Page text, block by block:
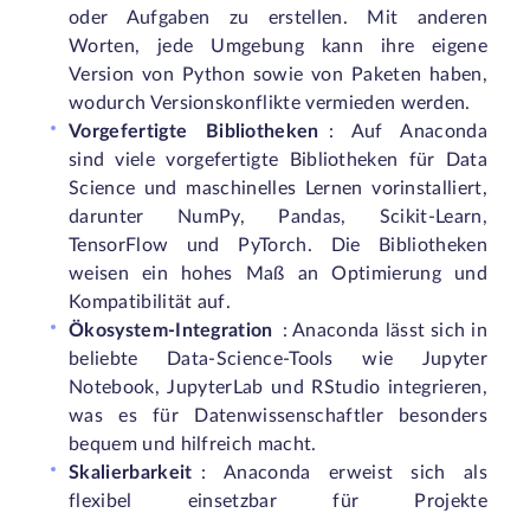
oder Aufgaben zu erstellen. Mit anderen
Worten, jede Umgebung kann ihre eigene
Version von Python sowie von Paketen haben,
wodurch Versionskonflikte vermieden werden.
Vorgefertigte Bibliotheken
: Auf Anaconda
sind viele vorgefertigte Bibliotheken für Data
Science und maschinelles Lernen vorinstalliert,
darunter NumPy, Pandas, Scikit-Learn,
TensorFlow und PyTorch. Die Bibliotheken
weisen ein hohes Maß an Optimierung und
Kompatibilität auf.
Ökosystem-Integration
: Anaconda lässt sich in
beliebte Data-Science-Tools wie Jupyter
Notebook, JupyterLab und RStudio integrieren,
was es für Datenwissenschaftler besonders
bequem und hilfreich macht.
Skalierbarkeit : Anaconda erweist sich als
flexibel einsetzbar für Projekte